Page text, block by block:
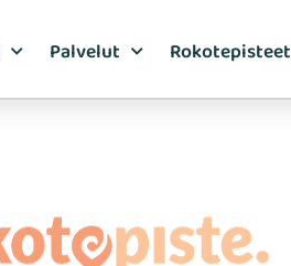
Palvelut Rokotepisteet